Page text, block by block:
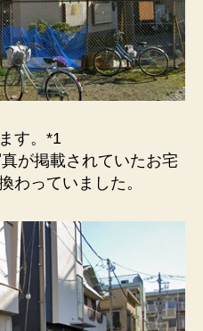
す。*1
が掲載されていたお宅
わっていました。